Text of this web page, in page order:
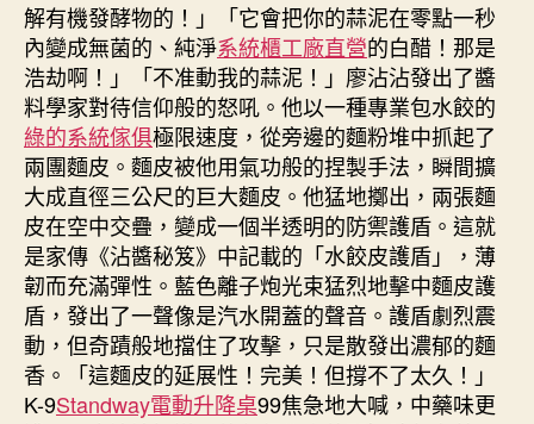
解有機發酵物的！」「它會把你的蒜泥在零點一秒
內變成無菌的、純淨系統櫃工廠直營的白醋！那是
浩劫啊！」「不准動我的蒜泥！」廖沾沾發出了醬
料學家對待信仰般的怒吼。他以一種專業包水餃的
綠的系統傢俱極限速度，從旁邊的麵粉堆中抓起了
兩團麵皮。麵皮被他用氣功般的捏製手法，瞬間擴
大成直徑三公尺的巨大麵皮。他猛地擲出，兩張麵
皮在空中交疊，變成一個半透明的防禦護盾。這就
是家傳《沾醬秘笈》中記載的「水餃皮護盾」，薄
韌而充滿彈性。藍色離子炮光束猛烈地擊中麵皮護
盾，發出了一聲像是汽水開蓋的聲音。護盾劇烈震
動，但奇蹟般地擋住了攻擊，只是散發出濃郁的麵
香。「這麵皮的延展性！完美！但撐不了太久！」
K-9Standway電動升降桌99焦急地大喊，中藥味更